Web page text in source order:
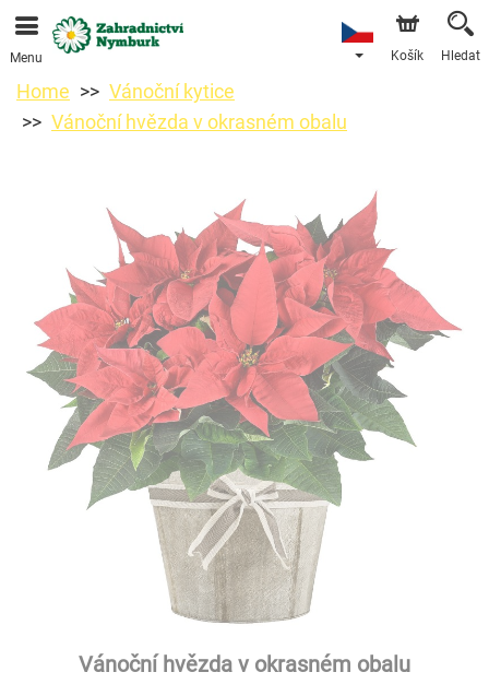
Objednávky přes e-shop přijímáme. Nejbližší možné
doručení je od 11.8.2026 z důvodu dovolené.
Menu Košík Hledat
Home
Vánoční kytice
Vánoční hvězda v okrasném obalu
Vánoční hvězda v okrasném obalu